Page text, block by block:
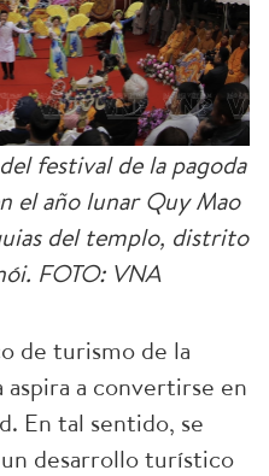
festival de la pagoda
el año lunar Quy Mao
del templo, distrito
FOTO: VNA
de turismo de la
aspira a convertirse en
En tal sentido, se
desarrollo turístico